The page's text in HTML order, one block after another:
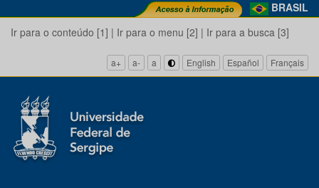
BRASIL
Ir para o conteúdo [1] | Ir para o menu [2] | Ir para a busca [3]
a+ a- a English Español Français